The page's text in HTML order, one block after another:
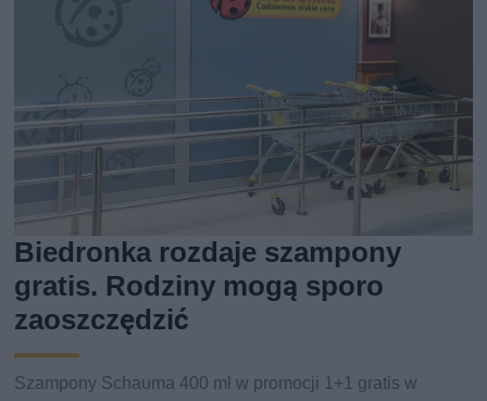
Biedronka rozdaje szampony
gratis. Rodziny mogą sporo
zaoszczędzić
Szampony Schauma 400 ml w promocji 1+1 gratis w